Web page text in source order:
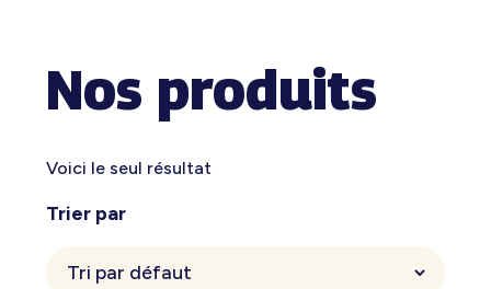
Nos produits
Voici le seul résultat
Trier par